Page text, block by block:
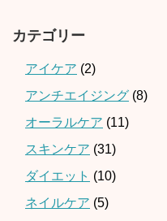
カテゴリー
アイケア (2)
アンチエイジング (8)
オーラルケア (11)
スキンケア (31)
ダイエット (10)
ネイルケア (5)